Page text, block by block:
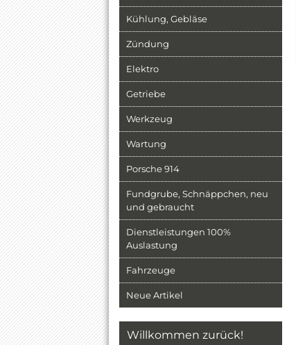
Kühlung, Gebläse
Zündung
Elektro
Getriebe
Werkzeug
Wartung
Porsche 914
Fundgrube, Schnäppchen, neu
und gebraucht
Dienstleistungen 100%
Auslastung
Fahrzeuge
Neue Artikel
Willkommen zurück!